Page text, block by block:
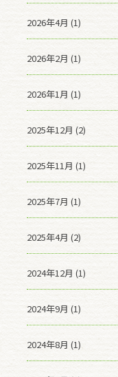
2026年4月 (1)
2026年2月 (1)
2026年1月 (1)
2025年12月 (2)
2025年11月 (1)
2025年7月 (1)
2025年4月 (2)
2024年12月 (1)
2024年9月 (1)
2024年8月 (1)